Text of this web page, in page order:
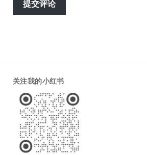
关注我的小红书